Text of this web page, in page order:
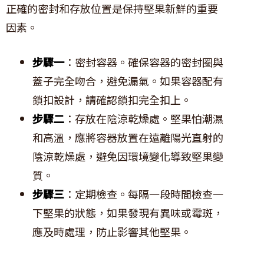
正確的密封和存放位置是保持堅果新鮮的重要
因素。
步驟一：密封容器。確保容器的密封圈與
蓋子完全吻合，避免漏氣。如果容器配有
鎖扣設計，請確認鎖扣完全扣上。
步驟二 ：存放在陰涼乾燥處。堅果怕潮濕
和高溫，應將容器放置在遠離陽光直射的
陰涼乾燥處，避免因環境變化導致堅果變
質。
步驟三 ：定期檢查。每隔一段時間檢查一
下堅果的狀態，如果發現有異味或霉斑，
應及時處理，防止影響其他堅果。